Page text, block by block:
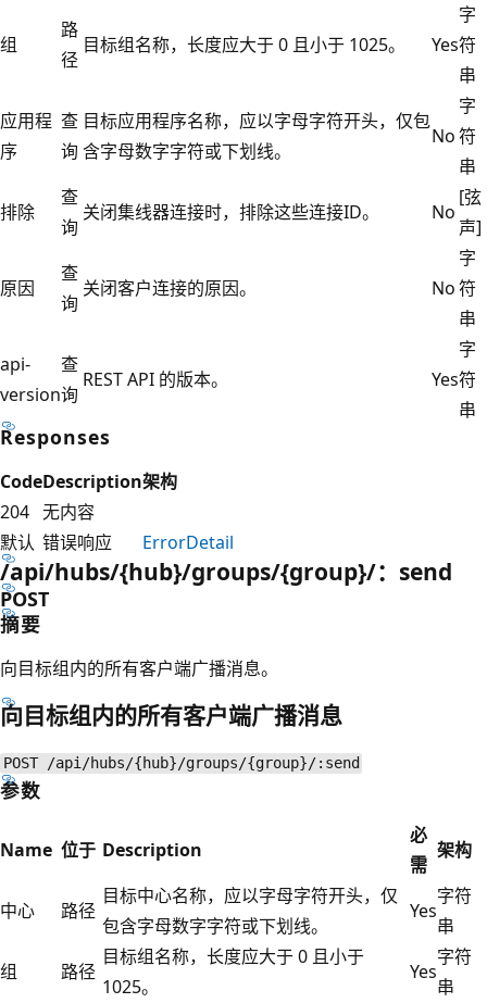
组
路
径
目标组名称，长度应大于 0 且小于 1025。 Yes
字
符
串
应用程
序
查
询
目标应用程序名称，应以字母字符开头，仅包
含字母数字字符或下划线。
No
字
符
串
排除
查
询
关闭集线器连接时，排除这些连接ID。 No
[弦
声]
原因
查
询
关闭客户连接的原因。 No
字
符
串
api-
version
查
询
REST API 的版本。 Yes
字
符
串
Responses
CodeDescription架构
204 无内容
默认 错误响应 ErrorDetail
/api/hubs/{hub}/groups/{group}/：send
POST
摘要
向目标组内的所有客户端广播消息。
向目标组内的所有客户端广播消息
POST /api/hubs/{hub}/groups/{group}/:send
参数
Name 位于 Description
必
需
架构
中心 路径
目标中心名称，应以字母字符开头，仅
包含字母数字字符或下划线。
Yes
字符
串
组
路径
目标组名称，长度应大于 0 且小于
1025。
Yes
字符
串